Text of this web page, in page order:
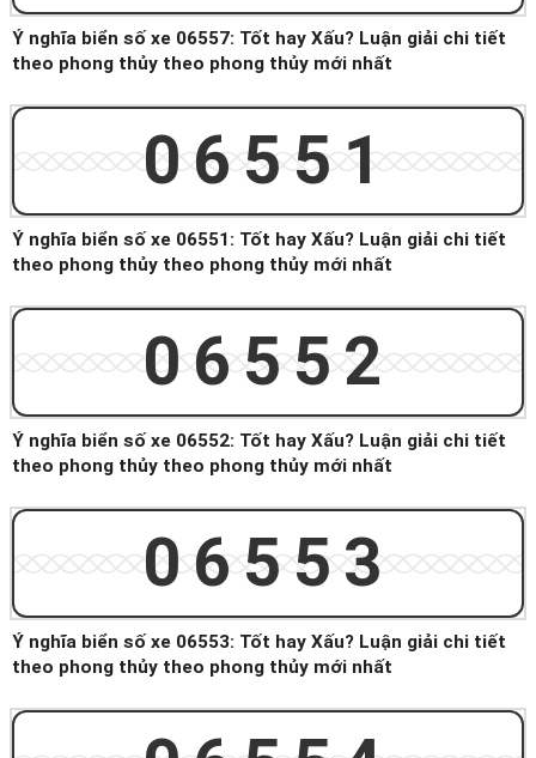
Ý nghĩa biển số xe 06557: Tốt hay Xấu? Luận giải chi tiết
theo phong thủy theo phong thủy mới nhất
06551
Ý nghĩa biển số xe 06551: Tốt hay Xấu? Luận giải chi tiết
theo phong thủy theo phong thủy mới nhất
06552
Ý nghĩa biển số xe 06552: Tốt hay Xấu? Luận giải chi tiết
theo phong thủy theo phong thủy mới nhất
06553
Ý nghĩa biển số xe 06553: Tốt hay Xấu? Luận giải chi tiết
theo phong thủy theo phong thủy mới nhất